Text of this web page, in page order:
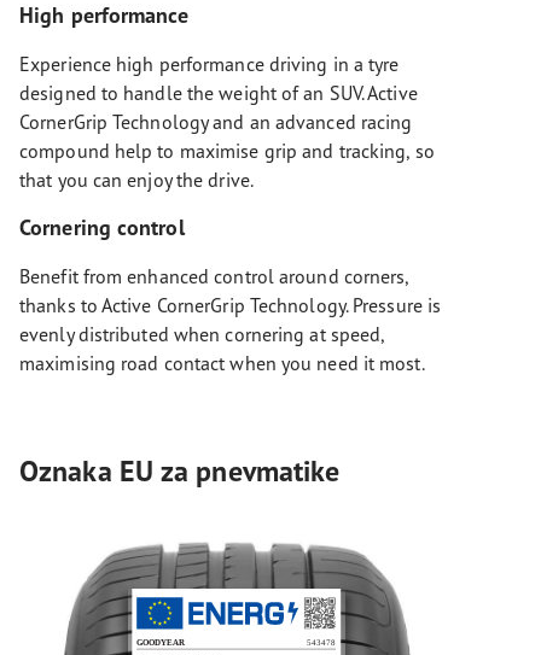
High performance
Experience high performance driving in a tyre
designed to handle the weight of an SUV. Active
CornerGrip Technology and an advanced racing
compound help to maximise grip and tracking, so
that you can enjoy the drive.
Cornering control
Benefit from enhanced control around corners,
thanks to Active CornerGrip Technology. Pressure is
evenly distributed when cornering at speed,
maximising road contact when you need it most.
Oznaka EU za pnevmatike